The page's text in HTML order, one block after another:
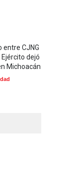
CJNG
dejó
Michoacán